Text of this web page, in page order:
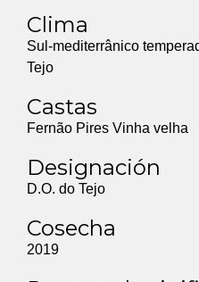
Clima
Sul-mediterrânico
Tejo
Castas
Fernão Pires Vinha velha
Designación
D.O. do Tejo
Cosecha
2019